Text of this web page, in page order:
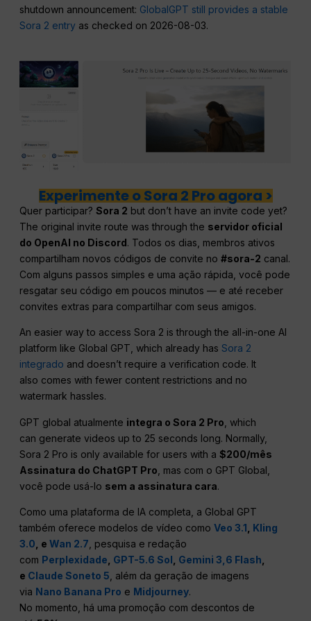
shutdown announcement: GlobalGPT still provides a stable
Sora 2 entry as checked on 2026-08-03.
Experimente o Sora 2 Pro agora >
Quer participar?Sora 2 but don’t have an invite code yet?
The original invite route was through the servidor oficial
do OpenAI no Discord. Todos os dias, membros ativos
compartilham novos códigos de convite no#sora-2 canal.
Com alguns passos simples e uma ação rápida, você pode
resgatar seu código em poucos minutos — e até receber
convites extras para compartilhar com seus amigos.
An easier way to access Sora 2 is through the all-in-one AI
platform like Global GPT, which already hasSora 2
integrado and doesn’t require a verification code. It
also comes with fewer content restrictions and no
watermark hassles.
GPT global atualmente integra o Sora 2 Pro , which
can generate videos up to 25 seconds long. Normally,
Sora 2 Pro is only available for users with a$200/mês
Assinatura do ChatGPT Pro , mas com o GPT Global,
você pode usá-lo sem a assinatura cara.
Como uma plataforma de IA completa, a Global GPT
também oferece modelos de vídeo comoVeo 3.1 Kling
3.0 , eWan 2.7 , pesquisa e redação
com Perplexidade GPT-5.6 Sol Gemini 3,6 Flash
e Claude Soneto 5 , além da geração de imagens
via Nano Banana Pro e Midjourney.
No momento, há uma promoção com descontos de